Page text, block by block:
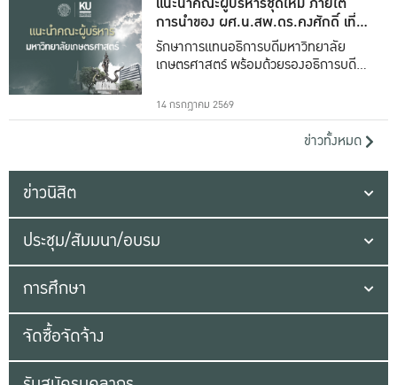
การนำของ ผศ.น.สพ.ดร.คงศักดิ์ เที่ยง
ธรรม
รักษาการแทนอธิการบดีมหาวิทยาลัย
เกษตรศาสตร์ พร้อมด้วยรองอธิการบดีทั้ง
14 กรกฎาคม 2569
ข่าวทั้งหมด
ข่าวนิสิต
ประชุม/สัมมนา/อบรม
การศึกษา
จัดซื้อจัดจ้าง